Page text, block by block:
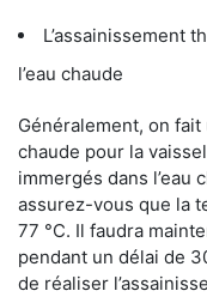
L’assainissement
l’eau chaude
Généralement, on fait
chaude pour la
immergés dans l’eau
assurez-vous que la
77 °C. Il faudra
pendant un délai de
de réaliser